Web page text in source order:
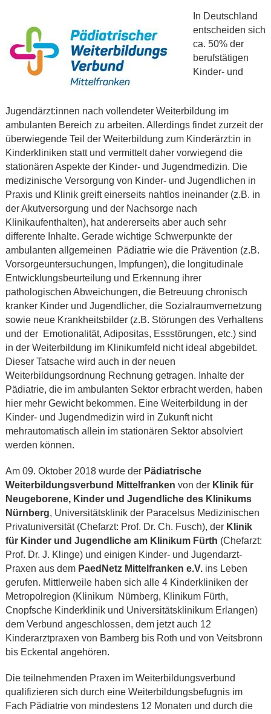
In Deutschland
entscheiden sich
ca. 50% der
berufstätigen
Kinder- und
Jugendärzt:innen nach vollendeter Weiterbildung im
ambulanten Bereich zu arbeiten. Allerdings findet zurzeit der
überwiegende Teil der Weiterbildung zum Kinderärzt:in in
Kinderkliniken statt und vermittelt daher vorwiegend die
stationären Aspekte der Kinder- und Jugendmedizin. Die
medizinische Versorgung von Kinder- und Jugendlichen in
Praxis und Klinik greift einerseits nahtlos ineinander (z.B. in
der Akutversorgung und der Nachsorge nach
Klinikaufenthalten), hat andererseits aber auch sehr
differente Inhalte. Gerade wichtige Schwerpunkte der
ambulanten allgemeinen Pädiatrie wie die Prävention (z.B.
Vorsorgeuntersuchungen, Impfungen), die longitudinale
Entwicklungsbeurteilung und Erkennung ihrer
pathologischen Abweichungen, die Betreuung chronisch
kranker Kinder und Jugendlicher, die Sozialraumvernetzung
sowie neue Krankheitsbilder (z.B. Störungen des Verhaltens
und der Emotionalität, Adipositas, Essstörungen, etc.) sind
in der Weiterbildung im Klinikumfeld nicht ideal abgebildet.
Dieser Tatsache wird auch in der neuen
Weiterbildungsordnung Rechnung getragen. Inhalte der
Pädiatrie, die im ambulanten Sektor erbracht werden, haben
hier mehr Gewicht bekommen. Eine Weiterbildung in der
Kinder- und Jugendmedizin wird in Zukunft nicht
mehrautomatisch allein im stationären Sektor absolviert
werden können.
Am 09. Oktober 2018 wurde der Pädiatrische
Weiterbildungsverbund Mittelfranken von der Klinik für
Neugeborene, Kinder und Jugendliche des Klinikums
Nürnberg, Universitätsklinik der Paracelsus Medizinischen
Privatuniversität (Chefarzt: Prof. Dr. Ch. Fusch), der Klinik
für Kinder und Jugendliche am Klinikum Fürth (Chefarzt:
Prof. Dr. J. Klinge) und einigen Kinder- und Jugendarzt-
Praxen aus dem PaedNetz Mittelfranken e.V.ins Leben
gerufen. Mittlerweile haben sich alle 4 Kinderkliniken der
Metropolregion (Klinikum Nürnberg, Klinikum Fürth,
Cnopfsche Kinderklinik und Universitätsklinikum Erlangen)
dem Verbund angeschlossen, dem jetzt auch 12
Kinderarztpraxen von Bamberg bis Roth und von Veitsbronn
bis Eckental angehören.
Die teilnehmenden Praxen im Weiterbildungsverbund
qualifizieren sich durch eine Weiterbildungsbefugnis im
Fach Pädiatrie von mindestens 12 Monaten und durch die